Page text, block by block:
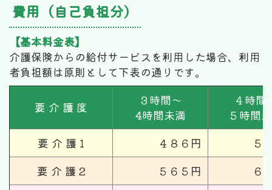
費用（自己負担分）
【基本料金表】
介護保険からの給付サービスを利用した場合、利用
者負担額は原則として下表の通りです。
要 介 護 度
３時間～
4時間未満
４時間
５時間
要 介 護 1
４８６円
５
要 介 護 2
５６５円
６